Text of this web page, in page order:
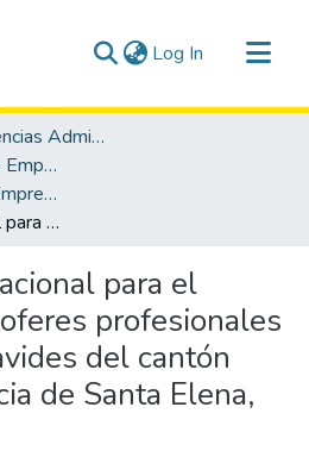
Log In (current)
Facultad de Ciencias Administrativas
Carrera de Desarrollo Empresarial
Tesis de Desarrollo Empresarial
Diseño organizacional para el sindicato de choferes profesionales Consuelo Benavides del cantón Salinas, provincia de Santa Elena, año 2013
para el
profesionales
del cantón
de Santa Elena,